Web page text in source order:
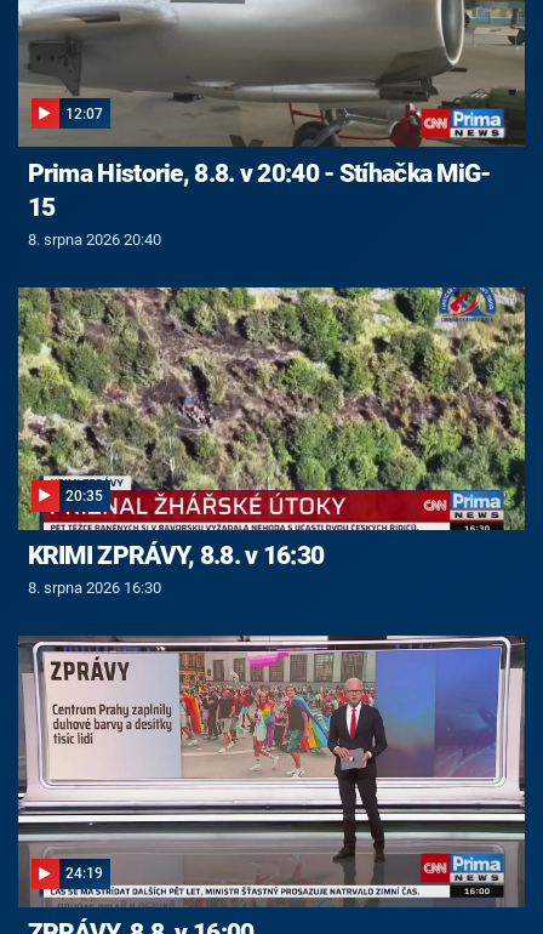
12:07
Prima Historie, 8.8. v 20:40 - Stíhačka MiG-
15
8. srpna 2026 20:40
20:35
KRIMI ZPRÁVY, 8.8. v 16:30
8. srpna 2026 16:30
24:19